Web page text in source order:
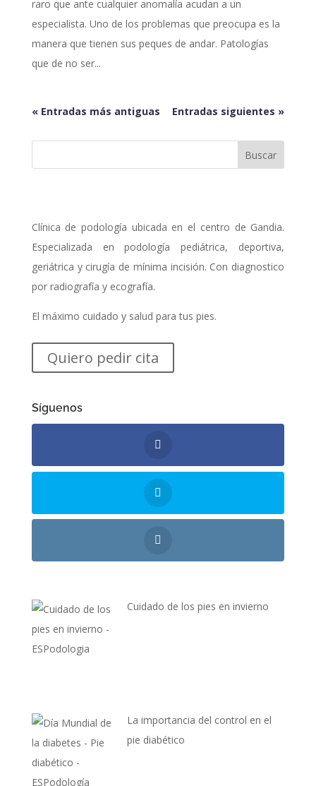
raro que ante cualquier anomalía acudan a un
especialista. Uno de los problemas que preocupa es la
manera que tienen sus peques de andar. Patologías
que de no ser...
« Entradas más antiguas Entradas siguientes »
Clínica de podología ubicada en el centro de Gandia.
Especializada en podología pediátrica, deportiva,
geriátrica y cirugía de mínima incisión. Con diagnostico
por radiografía y ecografía.
El máximo cuidado y salud para tus pies.
Quiero pedir cita
Síguenos
Cuidado de los pies en invierno
La importancia del control en el
pie diabético